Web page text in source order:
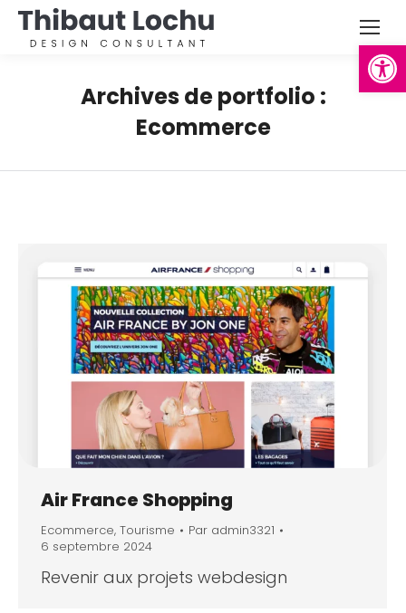
Ouvrir
Archives de portfolio :
Ecommerce
Air France Shopping
Ecommerce, Tourisme Par admin3321
6 septembre 2024
Revenir aux projets webdesign